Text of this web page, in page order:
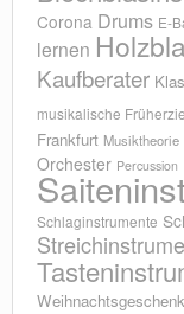
Corona Drums E-
lernen
Kaufberater
musikalische
Frankfurt Musiktheorie
Orchester Percussion
Schlaginstrumente